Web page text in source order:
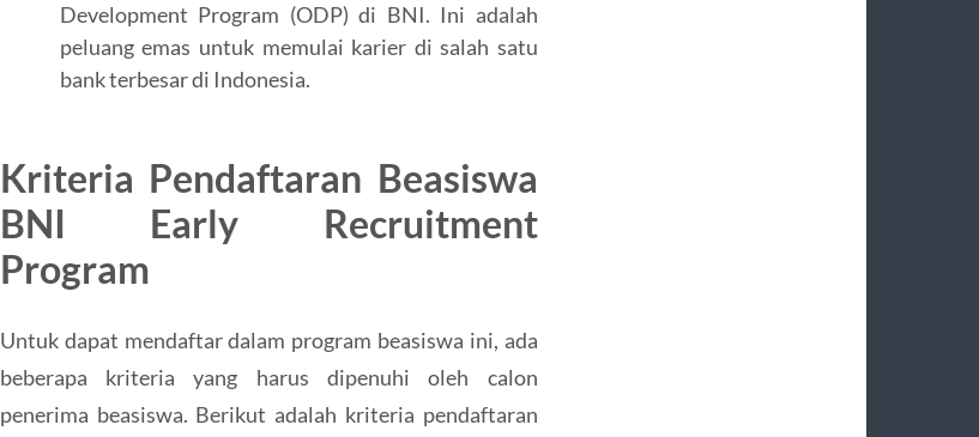
Development Program (ODP) di BNI. Ini adalah
peluang emas untuk memulai karier di salah satu
bank terbesar di Indonesia.
Kriteria Pendaftaran Beasiswa
BNI Early Recruitment
Program
Untuk dapat mendaftar dalam program beasiswa ini, ada
beberapa kriteria yang harus dipenuhi oleh calon
penerima beasiswa. Berikut adalah kriteria pendaftaran